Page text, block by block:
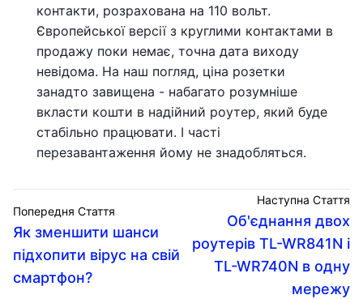
контакти, розрахована на 110 вольт.
Європейської версії з круглими контактами в
продажу поки немає, точна дата виходу
невідома. На наш погляд, ціна розетки
занадто завищена - набагато розумніше
вкласти кошти в надійний роутер, який буде
стабільно працювати. І часті
перезавантаження йому не знадобляться.
Попередня Стаття
Як зменшити шанси
підхопити вірус на свій
смартфон?
Наступна Стаття
Об'єднання двох
роутерів TL-WR841N і
TL-WR740N в одну
мережу